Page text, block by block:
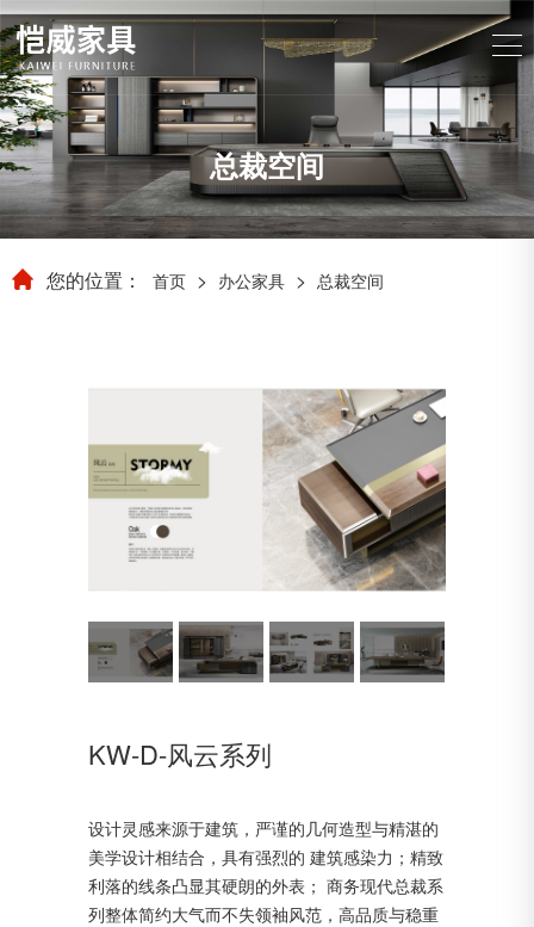
总裁空间
您的位置： 首页 > 办公家具 > 总裁空间
KW-D-风云系列
设计灵感来源于建筑，严谨的几何造型与精湛的
美学设计相结合，具有强烈的 建筑感染力；精致
利落的线条凸显其硬朗的外表； 商务现代总裁系
列整体简约大气而不失领袖风范，高品质与稳重